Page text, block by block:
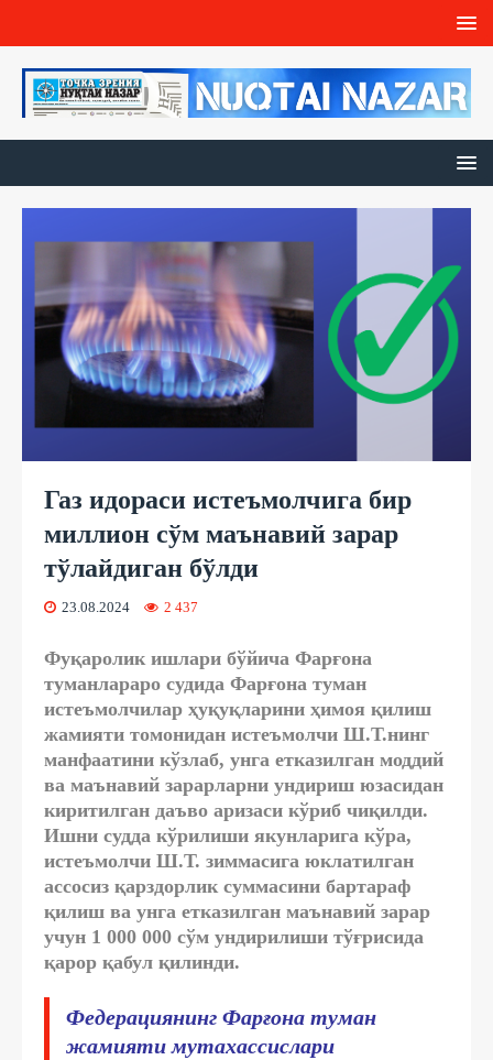
Газ идораси истеъмолчига бир
миллион сўм маънавий зарар
тўлайдиган бўлди
23.08.2024 2 437
Фуқаролик ишлари бўйича Фарғона
туманлараро судида Фарғона туман
истеъмолчилар ҳуқуқларини ҳимоя қилиш
жамияти томонидан истеъмолчи Ш.Т.нинг
манфаатини кўзлаб, унга етказилган моддий
ва маънавий зарарларни ундириш юзасидан
киритилган даъво аризаси кўриб чиқилди.
Ишни судда кўрилиши якунларига кўра,
истеъмолчи Ш.Т. зиммасига юклатилган
ассосиз қарздорлик суммасини бартараф
қилиш ва унга етказилган маънавий зарар
учун 1 000 000 сўм ундирилиши тўғрисида
қарор қабул қилинди.
Федерациянинг Фарғона туман
жамияти мутахассислари